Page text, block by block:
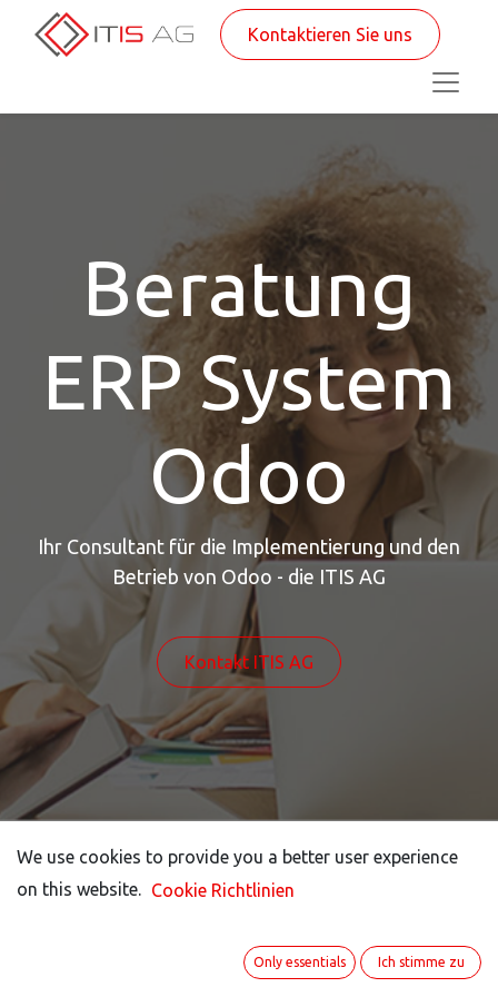
Kontaktieren Sie uns
Beratung
ERP System
Odoo
Ihr Consultant für die Implementierung und den
Betrieb von Odoo - die ITIS AG
Kontakt ITIS AG
für Ihren Erfolg!
We use cookies to provide you a better user experience
on this website.
Cookie Richtlinien
Only essentials Ich stimme zu
We use cookies to provide you a better user experience
on this website.
Cookie Richtlinien
Only essentials Ich stimme zu